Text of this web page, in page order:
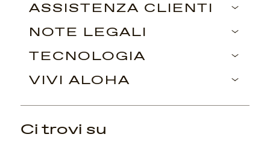
ASSISTENZA CLIENTI
NOTE LEGALI
TECNOLOGIA
VIVI ALOHA
Ci trovi su